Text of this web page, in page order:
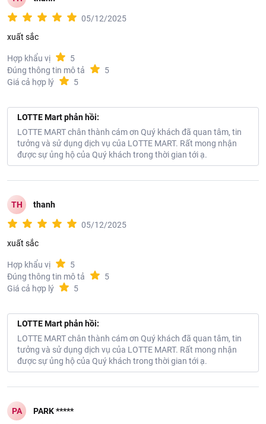
05/12/2025
xuất sắc
Hợp khẩu vị
5
Đúng thông tin mô tả
5
Giá cả hợp lý
5
LOTTE Mart phản hồi:
LOTTE MART chân thành cám ơn Quý khách đã quan tâm, tin
tưởng và sử dụng dịch vụ của LOTTE MART. Rất mong nhận
được sự ủng hộ của Quý khách trong thời gian tới ạ.
TH thanh
05/12/2025
xuất sắc
Hợp khẩu vị
5
Đúng thông tin mô tả
5
Giá cả hợp lý
5
LOTTE Mart phản hồi:
LOTTE MART chân thành cám ơn Quý khách đã quan tâm, tin
tưởng và sử dụng dịch vụ của LOTTE MART. Rất mong nhận
được sự ủng hộ của Quý khách trong thời gian tới ạ.
PA PARK *****